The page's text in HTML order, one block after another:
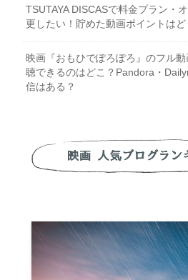
TSUTAYA DISCASで料金プラン・
更したい！貯めた動画ポイントはど
映画『おもひでぽろぽろ』のフル
聴できるのはどこ？Pandora・
信はある？